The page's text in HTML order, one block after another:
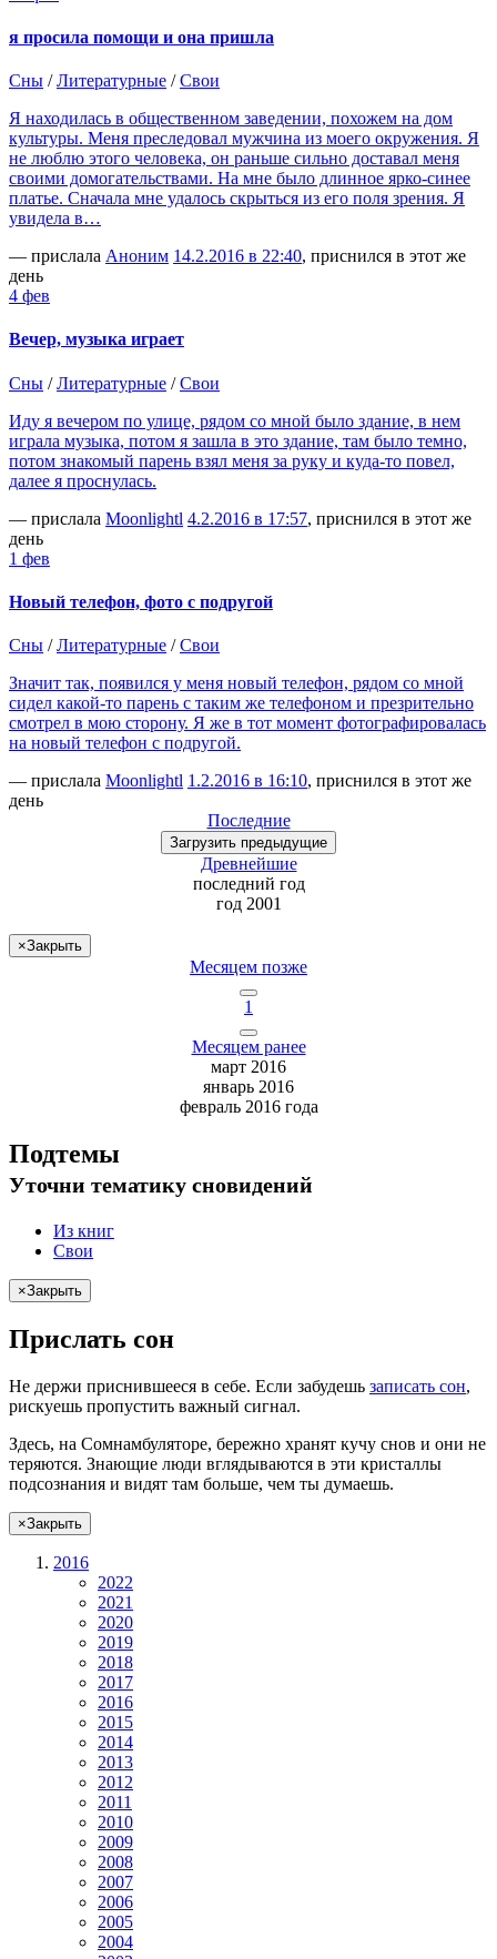
я просила помощи и она пришла
Сны /Литературные /Свои
Я находилась в общественном заведении, похожем на дом
культуры. Меня преследовал мужчина из моего окружения. Я
не люблю этого человека, он раньше сильно доставал меня
своими домогательствами. На мне было длинное ярко-синее
платье. Сначала мне удалось скрыться из его поля зрения. Я
увидела в…
— прислала Аноним 14.2.2016 в 22:40, приснился в этот же
день
4 фев
Вечер, музыка играет
Сны /Литературные /Свои
Иду я вечером по улице, рядом со мной было здание, в нем
играла музыка, потом я зашла в это здание, там было темно,
потом знакомый парень взял меня за руку и куда-то повел,
далее я проснулась.
— прислала Moonlightl 4.2.2016 в 17:57, приснился в этот же
день
1 фев
Новый телефон, фото с подругой
Сны /Литературные /Свои
Значит так, появился у меня новый телефон, рядом со мной
сидел какой-то парень с таким же телефоном и презрительно
смотрел в мою сторону. Я же в тот момент фотографировалась
на новый телефон с подругой.
— прислала Moonlightl 1.2.2016 в 16:10, приснился в этот же
день
Последние
Загрузить предыдущие
Древнейшие
последний год
год 2001
×Закрыть
Месяцем позже
1
Месяцем ранее
март 2016
январь 2016
февраль 2016 года
Подтемы
Уточни тематику сновидений
Из книг
Свои
×Закрыть
Прислать сон
Не держи приснившееся в себе. Если забудешь записать сон,
рискуешь пропустить важный сигнал.
Здесь, на Сомнамбуляторе, бережно хранят кучу снов и они не
теряются. Знающие люди вглядываются в эти кристаллы
подсознания и видят там больше, чем ты думаешь.
×Закрыть
2016
2022
2021
2020
2019
2018
2017
2016
2015
2014
2013
2012
2011
2010
2009
2008
2007
2006
2005
2004